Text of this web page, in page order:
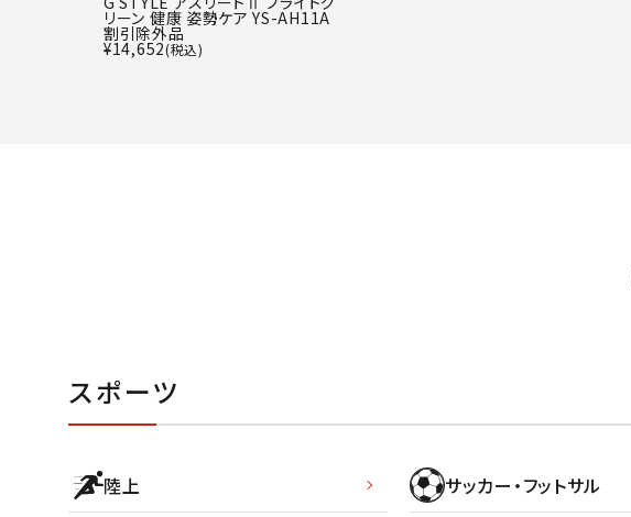
リーン 健康 姿勢ケア YS-AH11A
割引除外品
¥14,652(税込)
スポーツ
陸上 サッカー・フットサル